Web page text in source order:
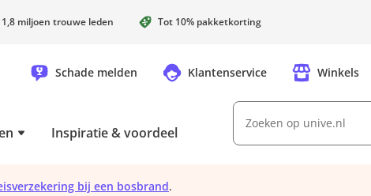
miljoen trouwe leden Tot 10% pakketkorting
Schade melden Klantenservice Winkels
Inspiratie & voordeel
Zoeken op unive.nl
bij een bosbrand.